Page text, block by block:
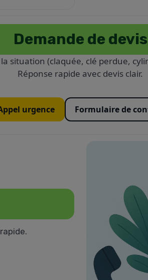
Demande de devis
situation (claquée, clé perdue,
Réponse rapide avec devis clair.
urgence Formulaire de